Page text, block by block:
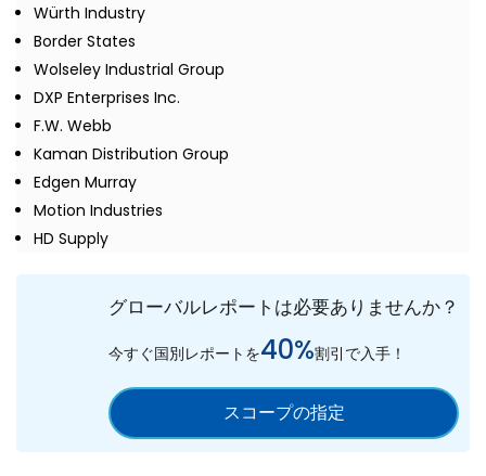
Würth Industry
Border States
Wolseley Industrial Group
DXP Enterprises Inc.
F.W. Webb
Kaman Distribution Group
Edgen Murray
Motion Industries
HD Supply
グローバルレポートは必要ありませんか？
今すぐ国別レポートを40%割引で入手！
スコープの指定